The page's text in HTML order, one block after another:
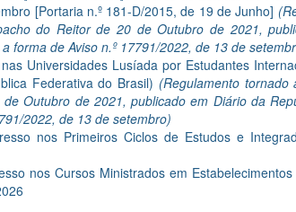
[Portaria n.º 181-D/2015, de 19 de Junho]
do Reitor de 20 de Outubro de 2021,
forma de Aviso n.º 17791/2022, de 13 de
Universidades Lusíada por Estudantes
Federativa do Brasil) (Regulamento tornado
Outubro de 2021, publicado em Diário da
2022, de 13 de setembro)
nos Primeiros Ciclos de Estudos e
nos Cursos Ministrados em